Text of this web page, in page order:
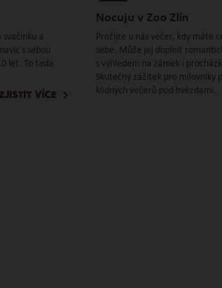
a
s sebou
let. To teda
ZJISTIT VÍCE
Nocuju v Zoo Zlín
Prožijte u nás večer, kdy máte
sebe. Může jej doplnit
s výhledem na zámek i
Skutečný zážitek pro milovníky
klidných večerů pod hvězdami.